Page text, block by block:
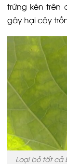
trứng kén trên
gây hại cây
Loại bỏ tất cả